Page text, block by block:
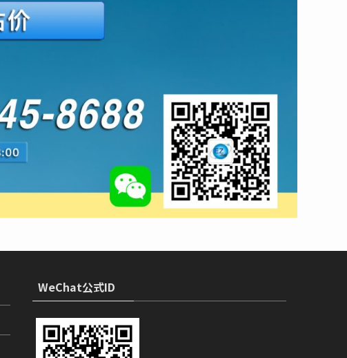
WeChat公式ID